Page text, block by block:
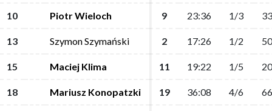
10 Piotr Wieloch 9 23:36 1/3
13 Szymon Szymański 2 17:26 1/2
15 Maciej Klima 11 19:22 1/5
18 Mariusz Konopatzki 19 36:08 4/6
10 Piotr Wieloch 9 23:36 1/3
13 Szymon Szymański 2 17:26 1/2
15 Maciej Klima 11 19:22 1/5
18 Mariusz Konopatzki 19 36:08 4/6